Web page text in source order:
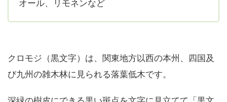
オール、リモネンなど
クロモジ（黒文字）は、関東地方以西の本州、四国及
び九州の雑木林に見られる落葉低木です。